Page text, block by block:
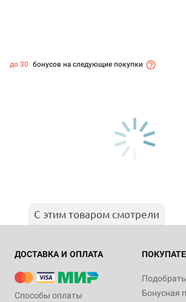
до 30 бонусов на следующие покупки
С этим товаром смотрели
ДОСТАВКА И ОПЛАТА
Способы оплаты
Подобрать
Бонусная